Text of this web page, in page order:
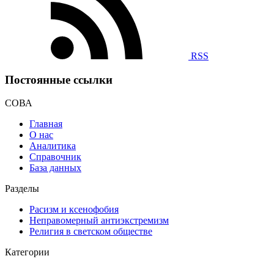
RSS
Постоянные ссылки
СОВА
Главная
О нас
Аналитика
Справочник
База данных
Разделы
Расизм и ксенофобия
Неправомерный антиэкстремизм
Религия в светском обществе
Категории